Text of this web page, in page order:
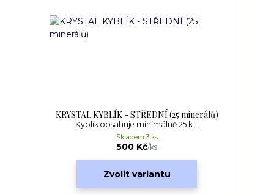
KRYSTAL KYBLÍK - STŘEDNÍ (25 minerálů)
Kyblík obsahuje minimálně 25 k...
500 Kč/ks
Skladem 3 ks
Zvolit variantu